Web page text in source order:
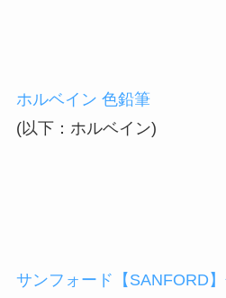
ホルベイン 色鉛筆
(以下：ホルベイン)
サンフォード【SANFORD